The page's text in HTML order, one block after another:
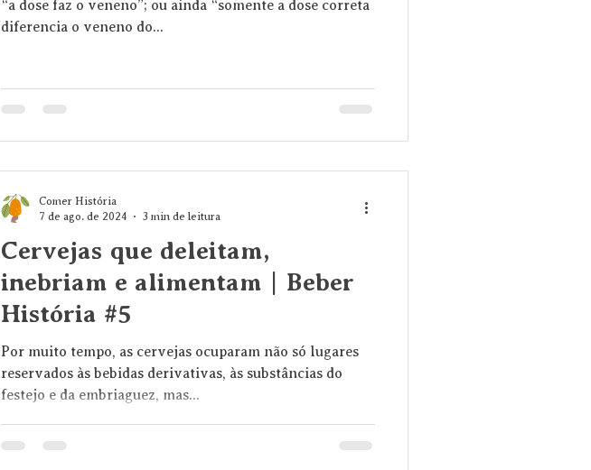
“a dose faz o veneno”; ou ainda “somente a dose correta
diferencia o veneno do...
Cervejas que deleitam,
inebriam e alimentam | Beber
História #5
Por muito tempo, as cervejas ocuparam não só lugares
reservados às bebidas derivativas, às substâncias do
festejo e da embriaguez, mas...
Comer História
7 de ago. de 2024
3 min de leitura